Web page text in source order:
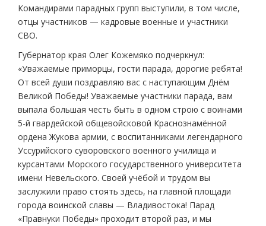
Командирами парадных групп выступили, в том числе,
отцы участников — кадровые военные и участники
СВО.
Губернатор края Олег Кожемяко подчеркнул:
«Уважаемые приморцы, гости парада, дорогие ребята!
От всей души поздравляю вас с наступающим Днём
Великой Победы! Уважаемые участники парада, вам
выпала большая честь быть в одном строю с воинами
5-й гвардейской общевойсковой Краснознамённой
ордена Жукова армии, с воспитанниками легендарного
Уссурийского суворовского военного училища и
курсантами Морского государственного университета
имени Невельского. Своей учёбой и трудом вы
заслужили право стоять здесь, на главной площади
города воинской славы — Владивостока! Парад
«Правнуки Победы» проходит второй раз, и мы